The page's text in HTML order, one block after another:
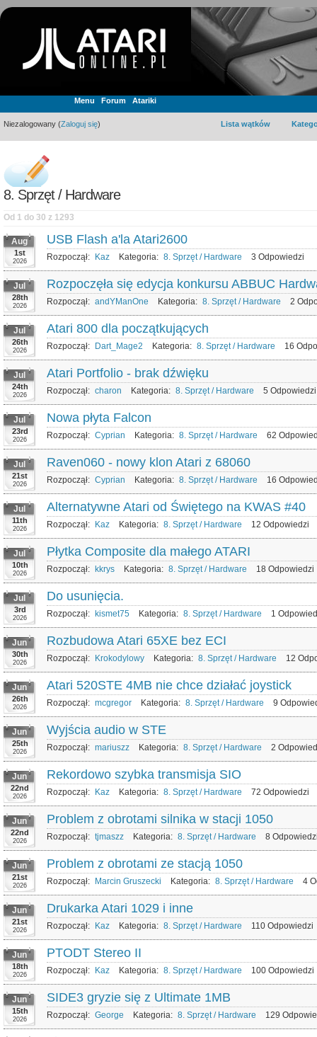
Menu Forum Atariki
Niezalogowany (Zaloguj się) Lista wątków
8. Sprzęt / Hardware
Od 1 do 30 z 1293
Aug
1st
2026
USB Flash a'la Atari2600
Rozpoczął: Kaz Kategoria: 8. Sprzęt / Hardware 3 Odpowiedzi
Jul
28th
2026
Rozpoczęła się edycja konkursu ABBUC
Rozpoczął: andYManOne Kategoria: 8. Sprzęt / Hardware 2
Jul
26th
2026
Atari 800 dla początkujących
Rozpoczął: Dart_Mage2 Kategoria: 8. Sprzęt / Hardware 16
Jul
24th
2026
Atari Portfolio - brak dźwięku
Rozpoczął: charon Kategoria: 8. Sprzęt / Hardware 5
Jul
23rd
2026
Nowa płyta Falcon
Rozpoczął: Cyprian Kategoria: 8. Sprzęt / Hardware 62
Jul
21st
2026
Raven060 - nowy klon Atari z 68060
Rozpoczął: Cyprian Kategoria: 8. Sprzęt / Hardware 16
Jul
11th
2026
Alternatywne Atari od Świętego na KWAS #40
Rozpoczął: Kaz Kategoria: 8. Sprzęt / Hardware 12 Odpowiedzi
Jul
10th
2026
Płytka Composite dla małego ATARI
Rozpoczął: kkrys Kategoria: 8. Sprzęt / Hardware 18 Odpowiedzi
Jul
3rd
2026
Do usunięcia.
Rozpoczął: kismet75 Kategoria: 8. Sprzęt / Hardware 1
Jun
30th
2026
Rozbudowa Atari 65XE bez ECI
Rozpoczął: Krokodylowy Kategoria: 8. Sprzęt / Hardware 12
Jun
26th
2026
Atari 520STE 4MB nie chce działać joystick
Rozpoczął: mcgregor Kategoria: 8. Sprzęt / Hardware 9
Jun
25th
2026
Wyjścia audio w STE
Rozpoczął: mariuszz Kategoria: 8. Sprzęt / Hardware 2
Jun
22nd
2026
Rekordowo szybka transmisja SIO
Rozpoczął: Kaz Kategoria: 8. Sprzęt / Hardware 72 Odpowiedzi
Jun
22nd
2026
Problem z obrotami silnika w stacji 1050
Rozpoczął: tjmaszz Kategoria: 8. Sprzęt / Hardware 8
Jun
21st
2026
Problem z obrotami ze stacją 1050
Rozpoczął: Marcin Gruszecki Kategoria: 8. Sprzęt / Hardware 4
Jun
21st
2026
Drukarka Atari 1029 i inne
Rozpoczął: Kaz Kategoria: 8. Sprzęt / Hardware 110 Odpowiedzi
Jun
18th
2026
PTODT Stereo II
Rozpoczął: Kaz Kategoria: 8. Sprzęt / Hardware 100 Odpowiedzi
Jun
15th
2026
SIDE3 gryzie się z Ultimate 1MB
Rozpoczął: George Kategoria: 8. Sprzęt / Hardware 129